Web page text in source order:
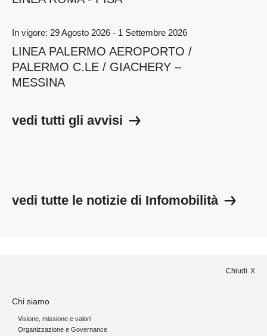
In vigore: 29 Agosto 2026 - 1 Settembre 2026
LINEA PALERMO AEROPORTO /
PALERMO C.LE / GIACHERY –
MESSINA
vedi tutti gli avvisi
vedi tutte le notizie di Infomobilità
Chiudi
Chi siamo
Visione, missione e valori
Organizzazione e Governance